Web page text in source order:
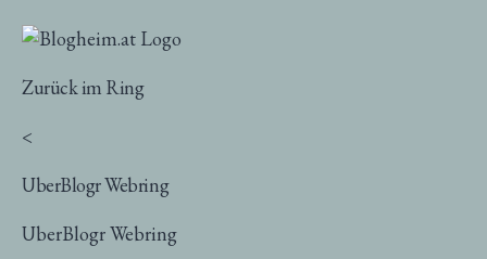
Zurück im Ring
<
UberBlogr Webring
UberBlogr Webring